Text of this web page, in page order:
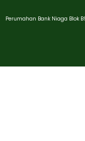
Perumahan Bank Niaga Blok